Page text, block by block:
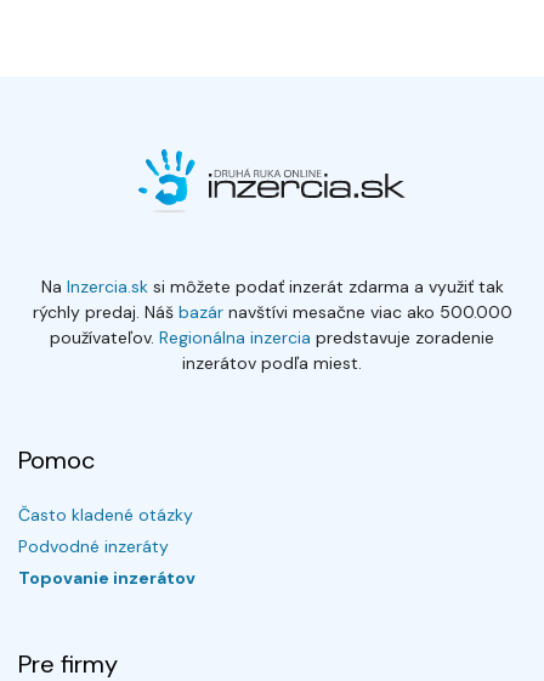
Na Inzercia.sksi môžete podať inzerát zdarma a využiť tak
rýchly predaj. Náš bazárnavštívi mesačne viac ako 500.000
používateľov. Regionálna inzercia predstavuje zoradenie
inzerátov podľa miest.
Pomoc
Často kladené otázky
Podvodné inzeráty
Topovanie inzerátov
Pre firmy